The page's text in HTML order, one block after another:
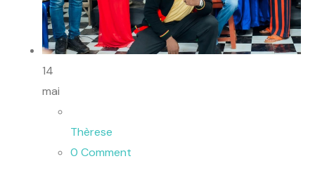
14
mai
Thèrese
0 Comment